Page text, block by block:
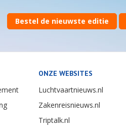
Bestel de nieuwste editie
ONZE WEBSITES
Luchtvaartnieuws.nl
Zakenreisnieuws.nl
Triptalk.nl